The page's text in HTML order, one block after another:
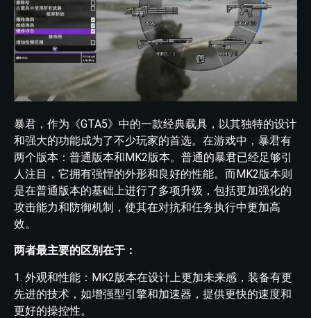
暴君，作为《GTA5》中的一款经典载具，以其独特的设计
和强大的功能成为了不少玩家的首选。在游戏中，暴君有
两个版本：普通版本和MK2版本。普通的暴君已经足够引
人注目，它拥有强悍的外形和良好的性能。而MK2版本则
是在普通版本的基础上进行了多项升级，包括更加强化的
攻击能力和防御机制，使其在对抗和任务执行中更加高
效。
两者最主要的区别在于：
1. 外观和性能：MK2版本在设计上更加未来感，装备有更
先进的技术，如增强型引擎和加速器，提供更快的速度和
更好的操控性。